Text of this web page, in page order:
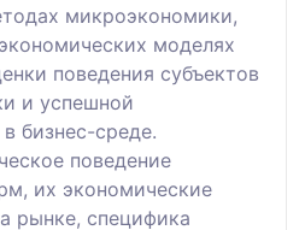
микроэкономики,
моделях
поведения субъектов
и успешной
бизнес-среде.
поведение
их экономические
рынке, специфика